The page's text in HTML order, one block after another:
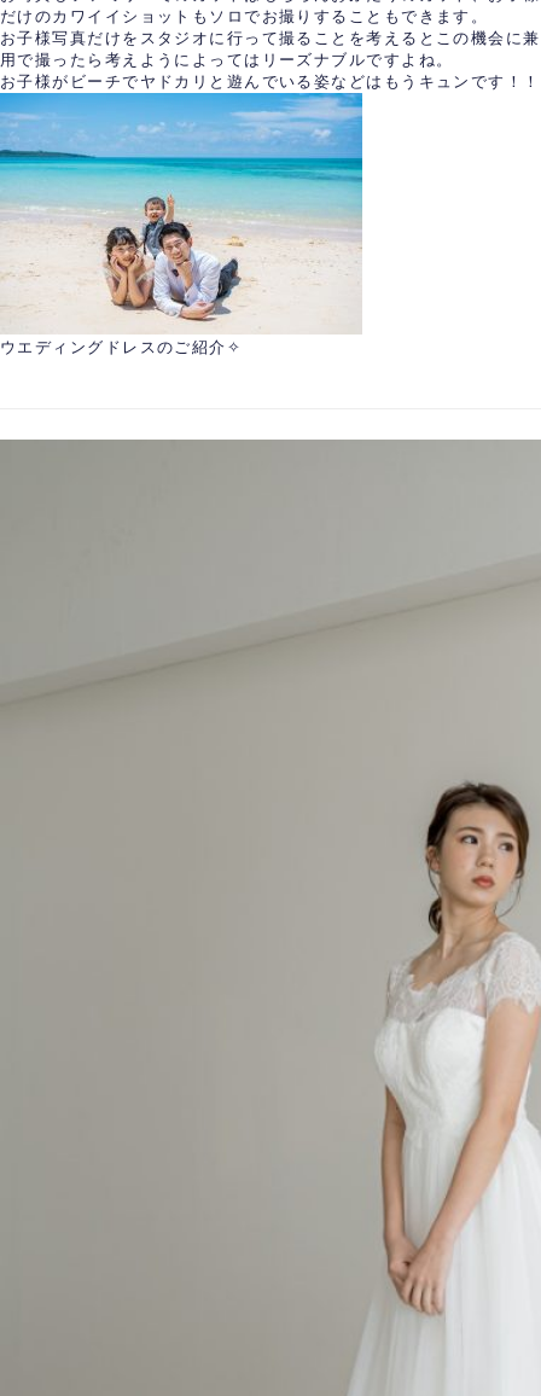
だけのカワイイショットもソロでお撮りすることもできます。
お子様写真だけをスタジオに行って撮ることを考えるとこの機会に兼
用で撮ったら考えようによってはリーズナブルですよね。
お子様がビーチでヤドカリと遊んでいる姿などはもうキュンです！！
ウエディングドレスのご紹介✧